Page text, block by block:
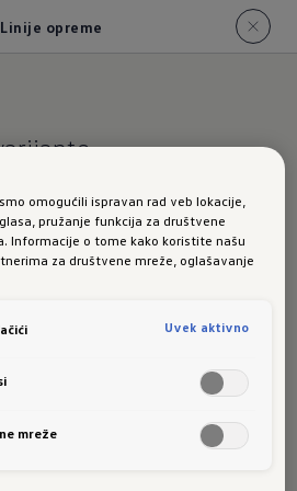
Linije opreme
Neo linije
na prvi
ID.3 Neo linije opreme i
favorita.
omogućili ispravan rad veb lokacije,
pružanje funkcija za društvene
Informacije o tome kako koristite našu
za društvene mreže, oglašavanje
Uvek aktivno
mreže